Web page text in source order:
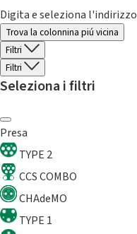
Digita e seleziona
Trova la colonnina piú vicina
Filtri
Filtri
Seleziona i filtri
Presa
TYPE 2
CCS COMBO
CHAdeMO
TYPE 1